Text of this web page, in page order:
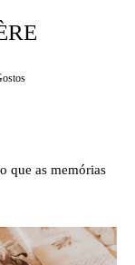
que as memórias